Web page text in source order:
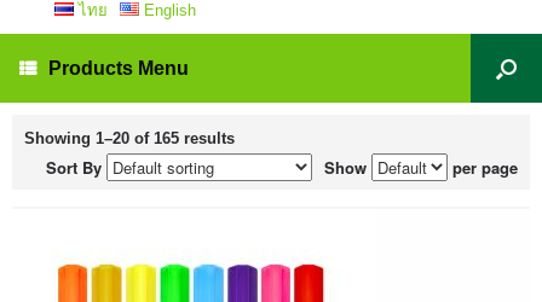
ไทย English
Products Menu
Showing 1–20 of 165 results
Sort By Show per page